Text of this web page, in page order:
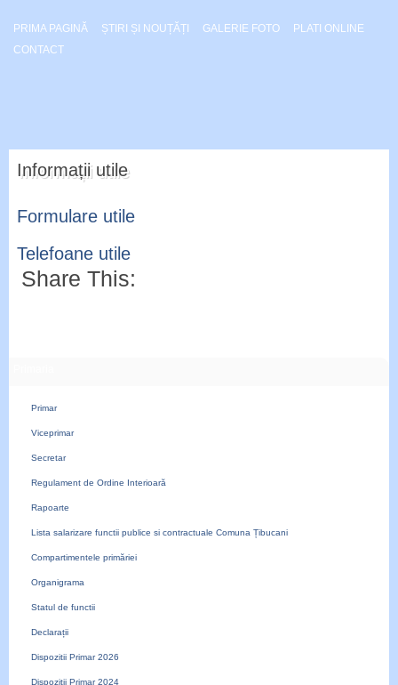
PRIMA PAGINĂ ȘTIRI ȘI NOUȚĂȚI GALERIE FOTO
PLATI ONLINE
CONTACT
Informații utile
Formulare utile
Telefoane utile
Share This:
Primar
Viceprimar
Secretar
Regulament de Ordine Interioară
Rapoarte
Lista salarizare functii publice si contractuale Comuna Țibucani
Compartimentele primăriei
Organigrama
Statul de functii
Declarații
Dispozitii Primar 2026
Dispozitii Primar 2024